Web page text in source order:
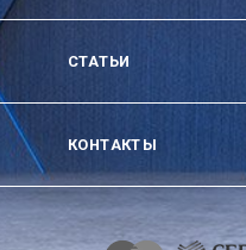
СТАТЬИ
КОНТАКТЫ